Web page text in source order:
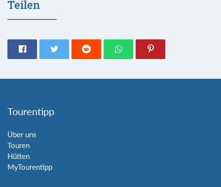
Teilen
Tourentipp
Über uns
Touren
Hütten
MyTourentipp